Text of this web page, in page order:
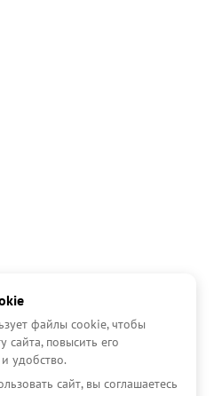
файлы cookie, чтобы
сайта, повысить его
удобство.
сайт, вы соглашаетесь